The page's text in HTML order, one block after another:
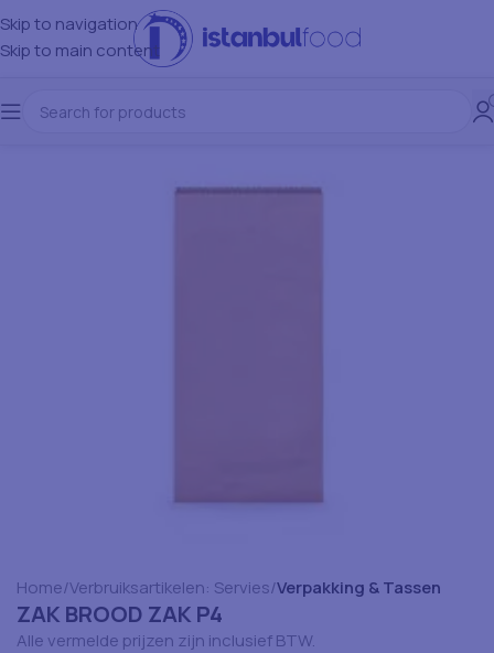
Skip to navigation
Skip to main content
Home Verbruiksartikelen: Servies Verpakking & Tassen
ZAK BROOD ZAK P4
Alle vermelde prijzen zijn inclusief BTW.